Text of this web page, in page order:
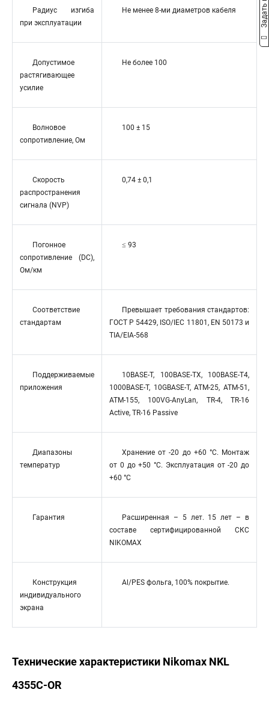
Радиус изгиба
при эксплуатации
Не менее 8-ми диаметров кабеля
Допустимое
растягивающее
усилие
Не более 100
Волновое
сопротивление, Ом
100 ± 15
Скорость
распространения
сигнала (NVP)
0,74 ± 0,1
Погонное
сопротивление (DC),
Ом/км
≤ 93
Соответствие
стандартам
Превышает требования стандартов:
ГОСТ Р 54429, ISO/IEC 11801, EN 50173 и
TIA/EIA-568
Поддерживаемые
приложения
10BASE-T, 100BASE-TX, 100BASE-T4,
1000BASE-T, 10GBASE-T, ATM-25, ATM-51,
ATM-155, 100VG-AnyLan, TR-4, TR-16
Active, TR-16 Passive
Диапазоны
температур
Хранение от -20 до +60 °C. Монтаж
от 0 до +50 °C. Эксплуатация от -20 до
+60 °C
Гарантия
Расширенная – 5 лет. 15 лет – в
составе сертифицированной СКС
NIKOMAX
Конструкция
индивидуального
экрана
Al/PES фольга, 100% покрытие.
Технические характеристики Nikomax NKL
4355C-OR